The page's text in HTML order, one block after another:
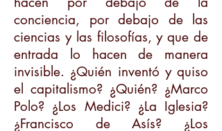
conciencia, por debajo de las
ciencias y las filosofías, y que de
entrada lo hacen de manera
invisible. ¿Quién inventó y quiso
el capitalismo? ¿Quién? ¿Marco
Polo? ¿Los Medici? ¿La Iglesia?
¿Francisco de Asís? ¿Los